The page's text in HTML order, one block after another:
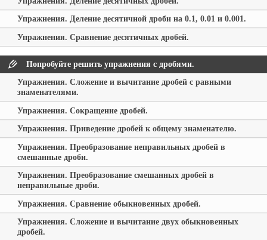
Упражнения. Деление десятичной дроби на 0.1, 0.01 и 0.001.
Упражнения. Сравнение десятичных дробей.
Попробуйте решить упражнения с дробями.
Упражнения. Сложение и вычитание дробей с равными
знаменателями.
Упражнения. Сокращение дробей.
Упражнения. Приведение дробей к общему знаменателю.
Упражнения. Преобразование неправильных дробей в
смешанные дроби.
Упражнения. Преобразование смешанных дробей в
неправильные дроби.
Упражнения. Сравнение обыкновенных дробей.
Упражнения. Сложение и вычитание двух обыкновенных
дробей.